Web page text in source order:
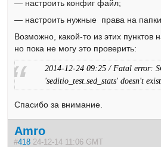
— настроить конфиг файл;
— настроить нужные права на папки.
Возможно, какой-то из этих пунктов
но пока не могу это проверить:
2014-12-24 09:25 / Fatal error:
'seditio_test.sed_stats' doesn't exist
Спасибо за внимание.
Amro
#418 24-12-14 11:06 GMT